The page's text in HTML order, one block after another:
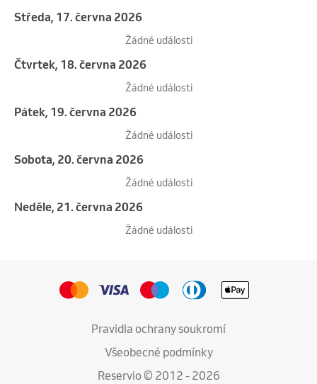
středa, 17. června 2026
Žádné události
čtvrtek, 18. června 2026
Žádné události
pátek, 19. června 2026
Žádné události
sobota, 20. června 2026
Žádné události
neděle, 21. června 2026
Žádné události
Pravidla ochrany soukromí
Všeobecné podmínky
Reservio © 2012 - 2026